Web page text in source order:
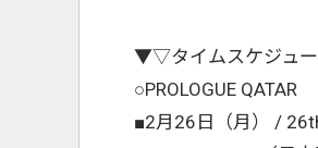
▼▽タイムスケジュ
○PROLOGUE QATAR
■2月26日（月） /